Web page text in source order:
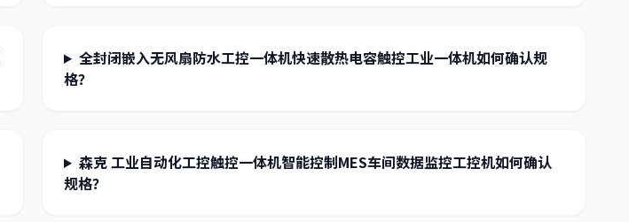
全封闭嵌入无风扇防水工控一体机快速散热电容触控工业一体机如何确认规
格？
森克 工业自动化工控触控一体机智能控制MES车间数据监控工控机如何确认
规格？